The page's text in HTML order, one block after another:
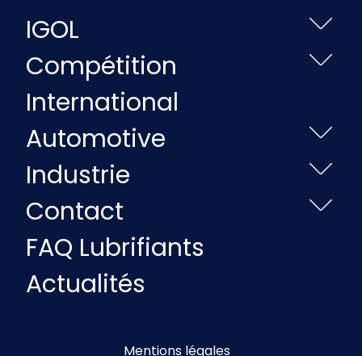
IGOL
Compétition
International
Automotive
Industrie
Contact
FAQ Lubrifiants
Actualités
Mentions légales